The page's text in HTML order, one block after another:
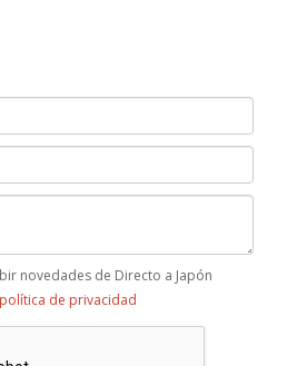
novedades de Directo a Japón
política de privacidad